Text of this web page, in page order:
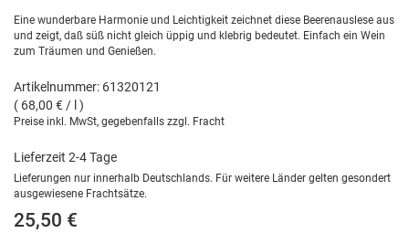
Eine wunderbare Harmonie und Leichtigkeit zeichnet diese Beerenauslese aus
und zeigt, daß süß nicht gleich üppig und klebrig bedeutet. Einfach ein Wein
zum Träumen und Genießen.
Artikelnummer: 61320121
( 68,00 € / l )
Preise inkl. MwSt, gegebenfalls zzgl. Fracht
Lieferzeit 2-4 Tage
Lieferungen nur innerhalb Deutschlands. Für weitere Länder gelten gesondert
ausgewiesene Frachtsätze.
25,50 €